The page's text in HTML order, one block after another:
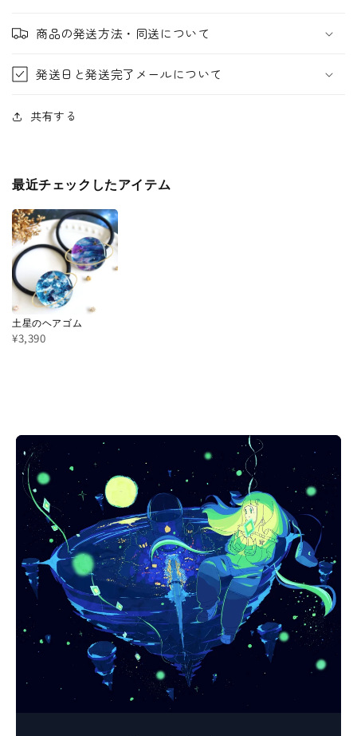
商品の発送方法・同送について
発送日と発送完了メールについて
共有する
最近チェックしたアイテム
土星のヘアゴム
¥3,390